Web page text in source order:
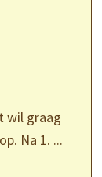
wil graag
Na 1. ...